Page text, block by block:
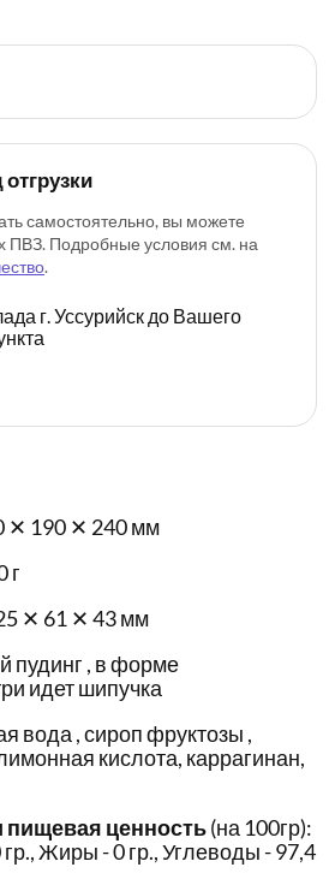
самостоятельно, вы можете
ПВЗ. Подробные условия см. на
.
г. Уссурийск до Вашего
✕ 190 ✕ 240 мм
г
✕ 61 ✕ 43 мм
пудинг , в форме
идет шипучка
вода , сироп фруктозы ,
кислота, каррагинан,
пищевая ценность(на 100гр):
гр., Жиры - 0 гр., Углеводы - 97,4